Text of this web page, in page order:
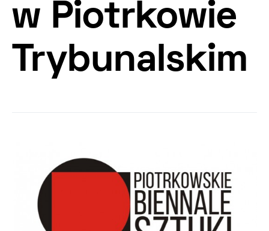
w Piotrkowie
Trybunalskim